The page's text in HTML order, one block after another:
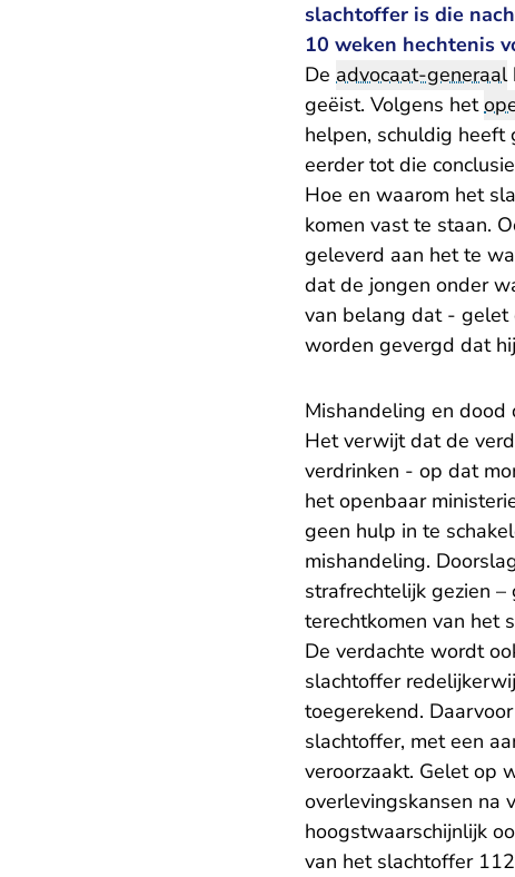
slachtoffer is die
10 weken hechtenis
De advocaat-generaal
geëist. Volgens het
helpen, schuldig heeft
eerder tot die
Hoe en waarom het
komen vast te staan.
geleverd aan het te
dat de jongen onder
van belang dat - gelet
worden gevergd dat
Mishandeling en dood
Het verwijt dat de
verdrinken - op dat
het openbaar
geen hulp in te
mishandeling.
strafrechtelijk gezien
terechtkomen van het
De verdachte wordt
slachtoffer
toegerekend.
slachtoffer, met een
veroorzaakt. Gelet op
overlevingskansen na
hoogstwaarschijnlijk
van het slachtoffer